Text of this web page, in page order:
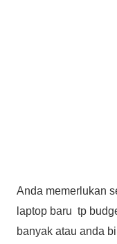
Anda memerlukan
laptop baru tp
banyak atau anda